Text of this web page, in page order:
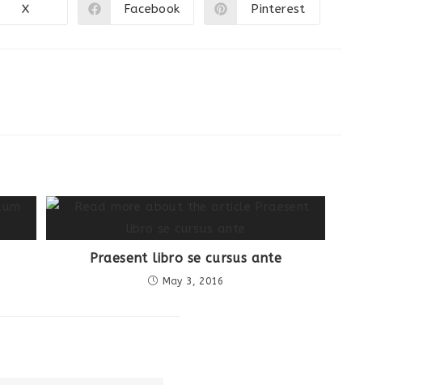
X Facebook Pinterest
Praesent libro se cursus ante
May 3, 2016